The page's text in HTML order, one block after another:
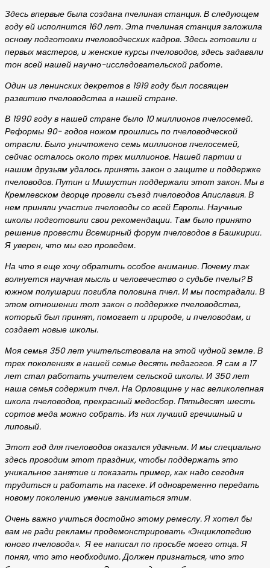
Здесь впервые была создана пчелиная станция. В следующем
году ей исполнится 160 лет. Эта пчелиная станция заложила
основу подготовки пчеловодческих кадров. Здесь готовили и
первых мастеров, и женские курсы пчеловодов, здесь задавали
тон всей нашей научно-исследовательской работе.
Один из ленинских декретов в 1919 году был посвящен
развитию пчеловодства в нашей стране.
В 1990 году в нашей стране было 10 миллионов пчелосемей.
Реформы 90- годов ножом прошлись по пчеловодческой
отрасли. Было уничтожено семь миллионов пчелосемей,
сейчас осталось около трех миллионов. Нашей партии и
нашим друзьям удалось принять закон о защите и поддержке
пчеловодов. Путин и Мишустин поддержали этот закон. Мы в
Кремлевском дворце провели съезд пчеловодов Апиславия. В
нем приняли участие пчеловоды со всей Европы. Научные
школы подготовили свои рекомендации. Там было принято
решение провести Всемирный форум пчеловодов в Башкирии.
Я уверен, что мы его проведем.
На что я еще хочу обратить особое внимание. Почему так
волнуется научная мысль и человечество о судьбе пчелы? В
южном полушарии погибла половина пчел. И мы пострадали. В
этом отношении тот закон о поддержке пчеловодства,
который был принят, помогает и природе, и пчеловодам, и
создает новые школы.
Моя семья 350 лет учительствовала на этой чудной земле. В
трех поколениях в нашей семье десять педагогов. Я сам в 17
лет стал работать учителем сельской школы. И 350 лет
наша семья содержит пчел. На Орловщине у нас великолепная
школа пчеловодов, прекрасный медосбор. Пятьдесят шесть
сортов меда можно собрать. Из них лучший гречишный и
липовый.
Этот год для пчеловодов оказался удачным. И мы специально
здесь проводим этот праздник, чтобы поддержать это
уникальное занятие и показать пример, как надо сегодня
трудиться и работать на пасеке. И одновременно передать
новому поколению умение заниматься этим.
Очень важно учиться достойно этому ремеслу. Я хотел бы
вам не ради рекламы продемонстрировать «Энциклопедию
юного пчеловода». Я ее написал по просьбе моего отца. Я
понял, что это необходимо. Должен признаться, что это